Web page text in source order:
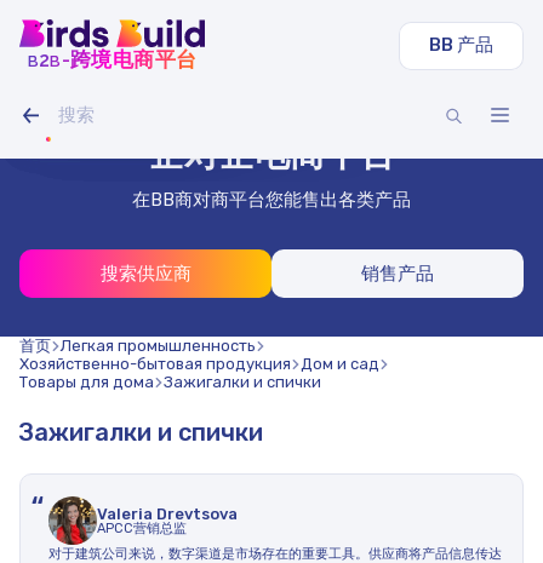
b2b-跨境电商平台
BB 产品
履带式挖掘机 沃尔沃 EC
元840000
谷物混合燕麦豌豆（20 吨）
元21000
干刨板40x140x3000（1000块）
元7700
型材管 40x40x2 mm 方形 3 m（500 件）
元28000
不锈钢丝 1.8 mm 50 m
柔性木瓦、莎莎酱企对企电商平台
在BB商对商平台您能售出各类产品
搜索供应商 销售产品
首页 Легкая промышленность
Хозяйственно-бытовая продукция Дом и сад
Товары для дома Зажигалки и спички
Зажигалки и спички
“ Valeria Drevtsova
APCC营销总监
对于建筑公司来说，数字渠道是市场存在的重要工具。供应商将产品信息传达